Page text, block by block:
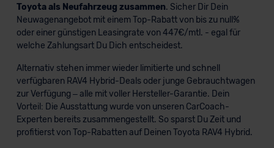
Toyota als Neufahrzeug zusammen. Sicher Dir Dein
Neuwagenangebot mit einem Top-Rabatt von bis zu null%
oder einer günstigen Leasingrate von 447€/mtl. - egal für
welche Zahlungsart Du Dich entscheidest.
Alternativ stehen immer wieder limitierte und schnell
verfügbaren RAV4 Hybrid-Deals oder junge Gebrauchtwagen
zur Verfügung – alle mit voller Hersteller-Garantie. Dein
Vorteil: Die Ausstattung wurde von unseren CarCoach-
Experten bereits zusammengestellt. So sparst Du Zeit und
profitierst von Top-Rabatten auf Deinen Toyota RAV4 Hybrid.